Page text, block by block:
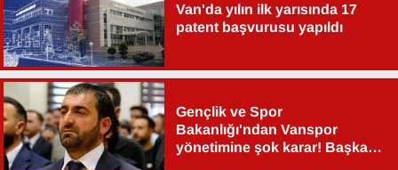
Van'da yılın ilk yarısında 17
patent başvurusu yapıldı
Gençlik ve Spor
Bakanlığı'ndan Vanspor
yönetimine şok karar! Başkan